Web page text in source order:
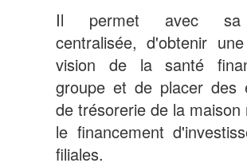
Il permet avec sa
centralisée, d'obtenir
vision de la santé
groupe et de placer des
de trésorerie de la
le financement
filiales.